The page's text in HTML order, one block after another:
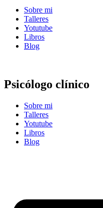
Sobre mi
Talleres
Yotutube
Libros
Blog
Psicólogo clínico
Sobre mi
Talleres
Yotutube
Libros
Blog